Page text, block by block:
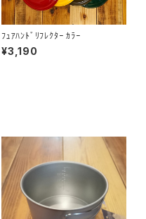
ﾌｭｱﾊﾝﾄﾞﾘﾌﾚｸﾀｰ ｶﾗｰ
¥3,190